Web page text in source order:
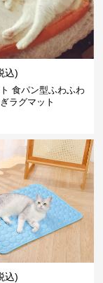
込)
食パン型ふわふわ
ラグマット
込)